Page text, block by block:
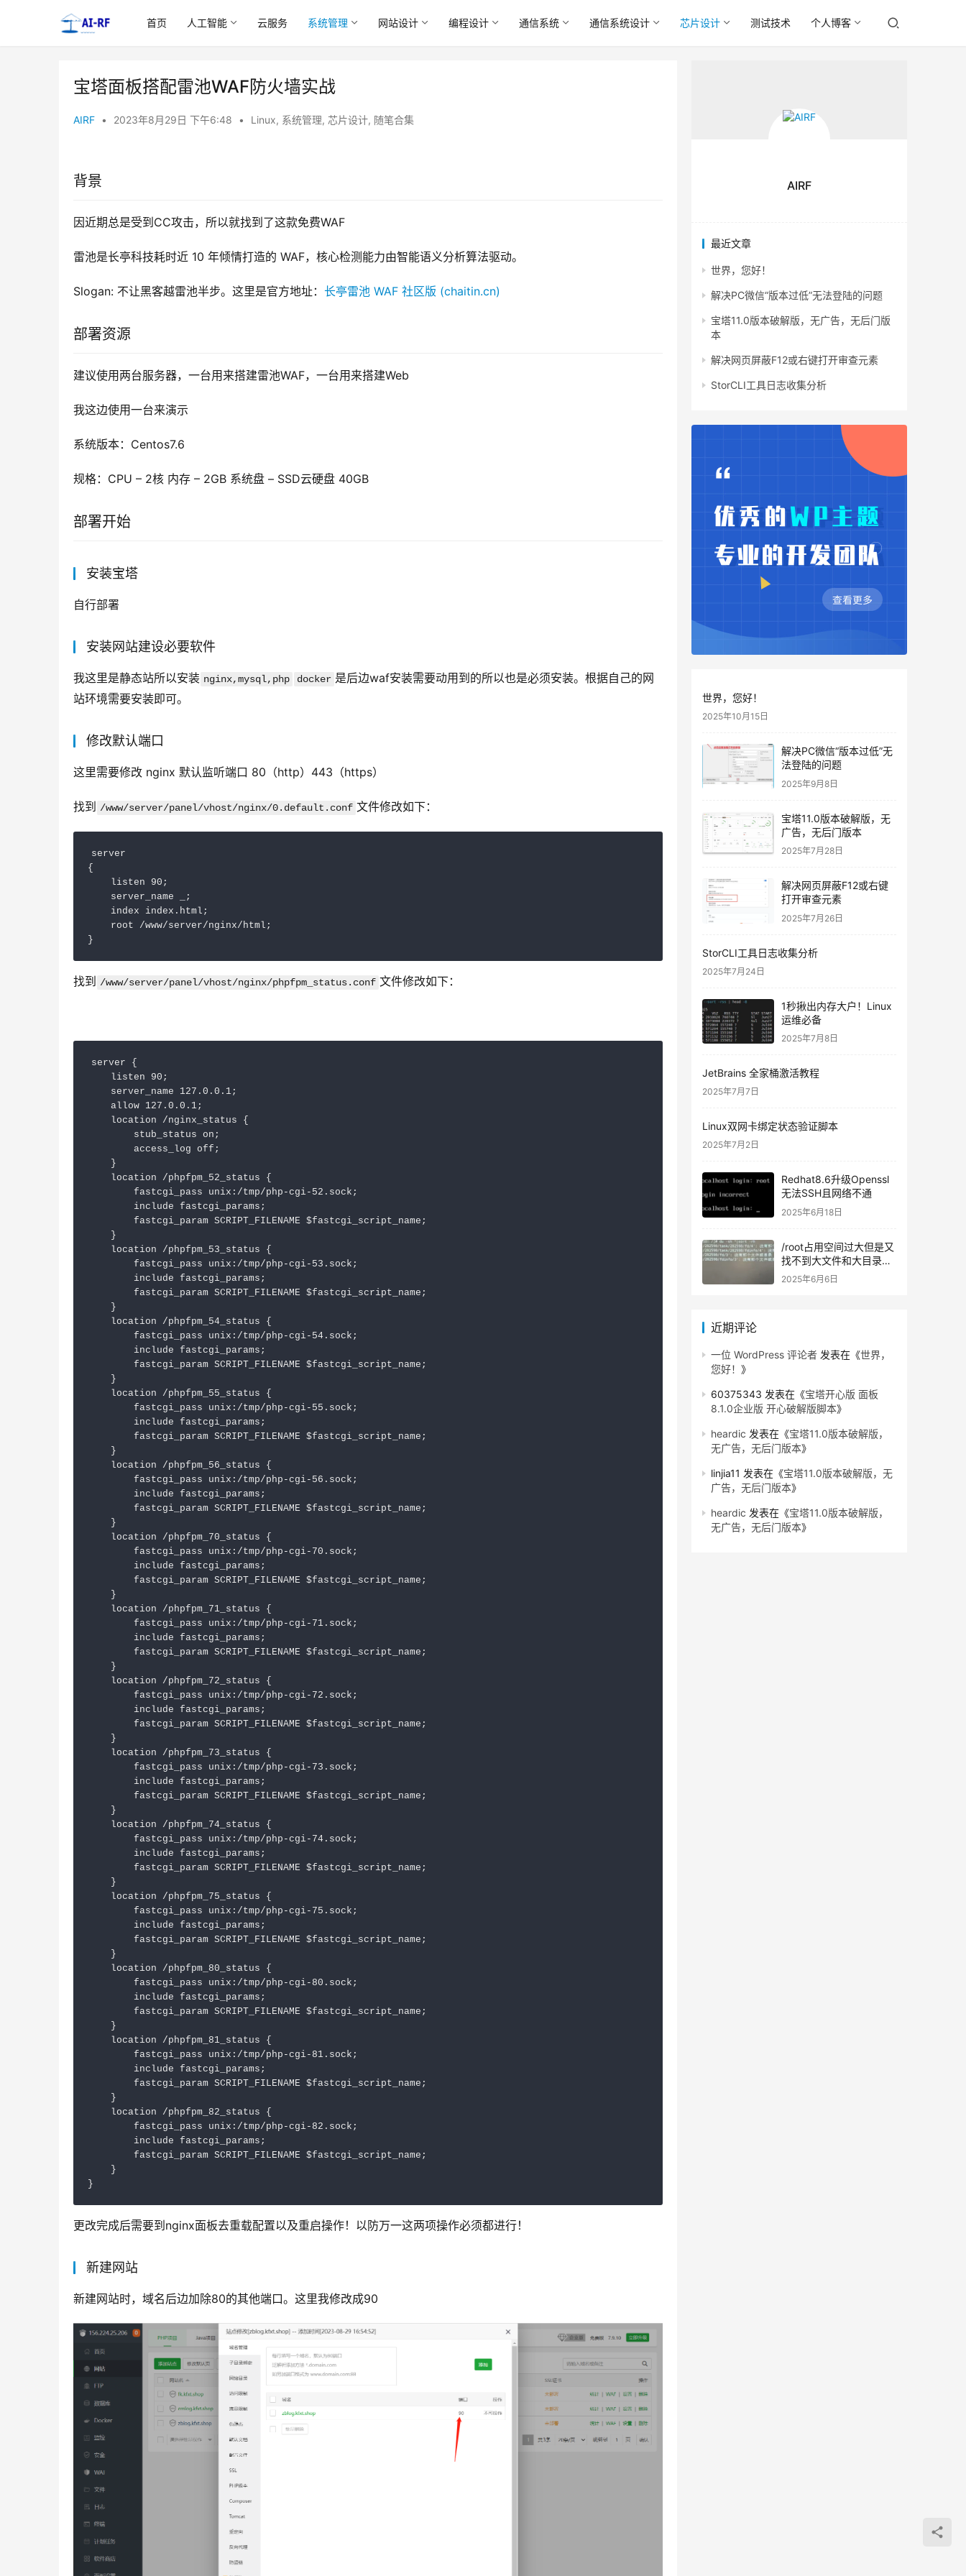
首页 人工智能 云服务 系统管理 网站设计 编程设计 通信系统 通信系统设计 芯片设计 测试技术 个人博客
宝塔面板搭配雷池WAF防火墙实战
AIRF • 2023年8月29日 下午6:48 • Linux, 系统管理, 芯片设计, 随笔合集
背景
因近期总是受到CC攻击，所以就找到了这款免费WAF
雷池是长亭科技耗时近 10 年倾情打造的 WAF，核心检测能力由智能语义分析算法驱动。
Slogan: 不让黑客越雷池半步。这里是官方地址： 长亭雷池 WAF 社区版 (chaitin.cn)
部署资源
建议使用两台服务器，一台用来搭建雷池WAF，一台用来搭建Web
我这边使用一台来演示
系统版本：Centos7.6
规格：CPU – 2核 内存 – 2GB 系统盘 – SSD云硬盘 40GB
部署开始
安装宝塔
自行部署
安装网站建设必要软件
我这里是静态站所以安装 nginx,mysql,php docker 是后边waf安装需要动用到的所以也是必须安装。根据自己的网
站环境需要安装即可。
修改默认端口
这里需要修改 nginx 默认监听端口 80（http）443（https）
找到 /www/server/panel/vhost/nginx/0.default.conf 文件修改如下：
server
{
    listen 90;
    server_name _;
    index index.html;
    root /www/server/nginx/html;
}
找到 /www/server/panel/vhost/nginx/phpfpm_status.conf 文件修改如下：
server {
    listen 90;
    server_name 127.0.0.1;
    allow 127.0.0.1;
    location /nginx_status {
        stub_status on;
        access_log off;
    }
    location /phpfpm_52_status {
        fastcgi_pass unix:/tmp/php-cgi-52.sock;
        include fastcgi_params;
        fastcgi_param SCRIPT_FILENAME $fastcgi_script_name;
    }
    location /phpfpm_53_status {
        fastcgi_pass unix:/tmp/php-cgi-53.sock;
        include fastcgi_params;
        fastcgi_param SCRIPT_FILENAME $fastcgi_script_name;
    }
    location /phpfpm_54_status {
        fastcgi_pass unix:/tmp/php-cgi-54.sock;
        include fastcgi_params;
        fastcgi_param SCRIPT_FILENAME $fastcgi_script_name;
    }
    location /phpfpm_55_status {
        fastcgi_pass unix:/tmp/php-cgi-55.sock;
        include fastcgi_params;
        fastcgi_param SCRIPT_FILENAME $fastcgi_script_name;
    }
    location /phpfpm_56_status {
        fastcgi_pass unix:/tmp/php-cgi-56.sock;
        include fastcgi_params;
        fastcgi_param SCRIPT_FILENAME $fastcgi_script_name;
    }
    location /phpfpm_70_status {
        fastcgi_pass unix:/tmp/php-cgi-70.sock;
        include fastcgi_params;
        fastcgi_param SCRIPT_FILENAME $fastcgi_script_name;
    }
    location /phpfpm_71_status {
        fastcgi_pass unix:/tmp/php-cgi-71.sock;
        include fastcgi_params;
        fastcgi_param SCRIPT_FILENAME $fastcgi_script_name;
    }
    location /phpfpm_72_status {
        fastcgi_pass unix:/tmp/php-cgi-72.sock;
        include fastcgi_params;
        fastcgi_param SCRIPT_FILENAME $fastcgi_script_name;
    }
    location /phpfpm_73_status {
        fastcgi_pass unix:/tmp/php-cgi-73.sock;
        include fastcgi_params;
        fastcgi_param SCRIPT_FILENAME $fastcgi_script_name;
    }
    location /phpfpm_74_status {
        fastcgi_pass unix:/tmp/php-cgi-74.sock;
        include fastcgi_params;
        fastcgi_param SCRIPT_FILENAME $fastcgi_script_name;
    }
    location /phpfpm_75_status {
        fastcgi_pass unix:/tmp/php-cgi-75.sock;
        include fastcgi_params;
        fastcgi_param SCRIPT_FILENAME $fastcgi_script_name;
    }
    location /phpfpm_80_status {
        fastcgi_pass unix:/tmp/php-cgi-80.sock;
        include fastcgi_params;
        fastcgi_param SCRIPT_FILENAME $fastcgi_script_name;
    }
    location /phpfpm_81_status {
        fastcgi_pass unix:/tmp/php-cgi-81.sock;
        include fastcgi_params;
        fastcgi_param SCRIPT_FILENAME $fastcgi_script_name;
    }
    location /phpfpm_82_status {
        fastcgi_pass unix:/tmp/php-cgi-82.sock;
        include fastcgi_params;
        fastcgi_param SCRIPT_FILENAME $fastcgi_script_name;
    }
更改完成后需要到nginx面板去重载配置以及重启操作！以防万一这两项操作必须都进行！
新建网站
新建网站时，域名后边加除80的其他端口。这里我修改成90
AIRF
最近文章
世界，您好！
解决PC微信“版本过低”无法登陆的问题
宝塔11.0版本破解版，无广告，无后门版
本
解决网页屏蔽F12或右键打开审查元素
StorCLI工具日志收集分析
世界，您好！
2025年10月15日
解决PC微信“版本过低”无
法登陆的问题
2025年9月8日
宝塔11.0版本破解版，无
广告，无后门版本
2025年7月28日
解决网页屏蔽F12或右键
打开审查元素
2025年7月26日
StorCLI工具日志收集分析
2025年7月24日
1秒揪出内存大户！Linux
运维必备
2025年7月8日
JetBrains 全家桶激活教程
2025年7月7日
Linux双网卡绑定状态验证脚本
2025年7月2日
Redhat8.6升级Openssl
无法SSH且网络不通
2025年6月18日
/root占用空间过大但是又
找不到大文件和大目录的
问题
2025年6月6日
近期评论
一位 WordPress 评论者 发表在《世界，
您好！ 》
60375343 发表在《宝塔开心版 面板
8.1.0企业版 开心破解版脚本》
heardic 发表在《宝塔11.0版本破解版，
无广告，无后门版本》
linjia11 发表在《宝塔11.0版本破解版，无
广告，无后门版本》
heardic 发表在《宝塔11.0版本破解版，
无广告，无后门版本》